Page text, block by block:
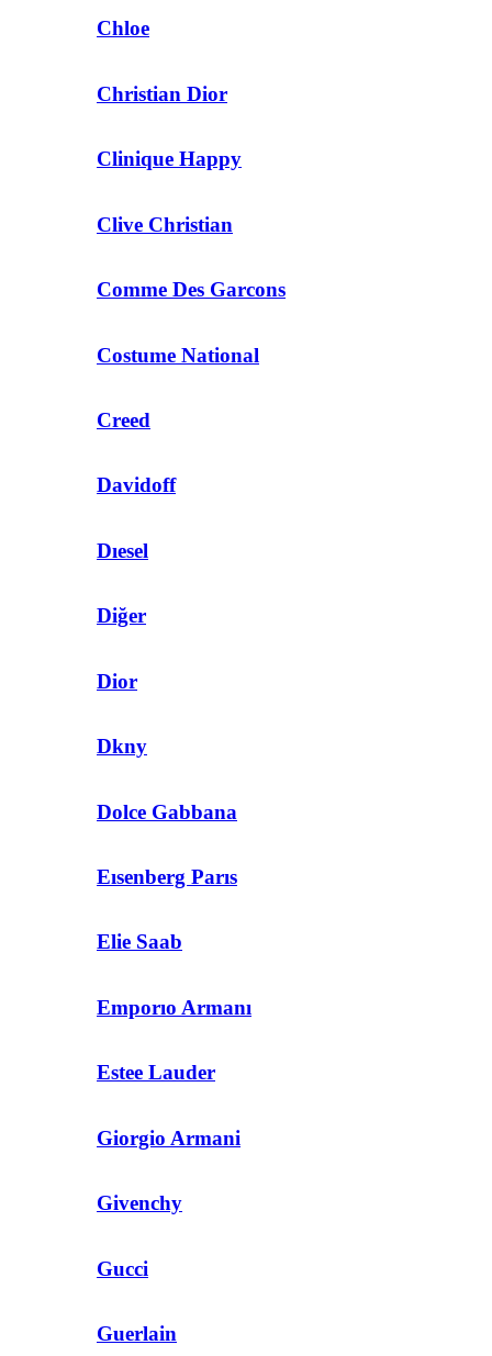
Chloe
Christian Dior
Clinique Happy
Clive Christian
Comme Des Garcons
Costume National
Creed
Davidoff
Dıesel
Diğer
Dior
Dkny
Dolce Gabbana
Eısenberg Parıs
Elie Saab
Emporıo Armanı
Estee Lauder
Giorgio Armani
Givenchy
Gucci
Guerlain